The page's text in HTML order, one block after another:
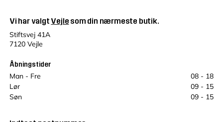
Vi har valgt Vejle som din nærmeste butik.
Stiftsvej 41A
7120 Vejle
Åbningstider
Man - Fre
08 - 18
Lør
09 - 15
Søn
09 - 15